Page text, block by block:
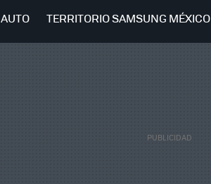
AUTO TERRITORIO SAMSUNG MÉXICO